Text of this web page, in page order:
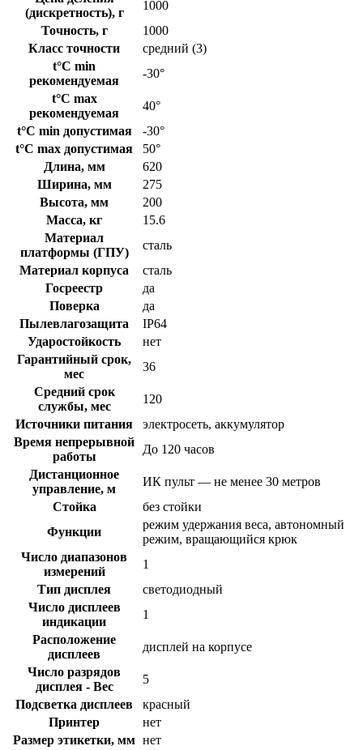
(дискретность), г
1000
Точность, г
1000
Класс точности
средний (3)
t°C min
рекомендуемая
-30°
t°C max
рекомендуемая
40°
t°C min допустимая
-30°
t°C max допустимая
50°
Длина, мм
620
Ширина, мм
275
Высота, мм
200
Масса, кг
15.6
Материал
платформы (ГПУ)
сталь
Материал корпуса
сталь
Госреестр
да
Поверка
да
Пылевлагозащита
IP64
Ударостойкость
нет
Гарантийный срок,
мес
36
Средний срок
службы, мес
120
Источники питания
электросеть, аккумулятор
Время непрерывной
работы
До 120 часов
Дистанционное
управление, м
ИК пульт — не менее 30 метров
Стойка
без стойки
Функции
режим удержания веса, автономный
режим, вращающийся крюк
Число диапазонов
измерений
1
Тип дисплея
светодиодный
Число дисплеев
индикации
1
Расположение
дисплеев
дисплей на корпусе
Число разрядов
дисплея - Вес
5
Подсветка дисплеев
красный
Принтер
нет
Размер этикетки, мм нет